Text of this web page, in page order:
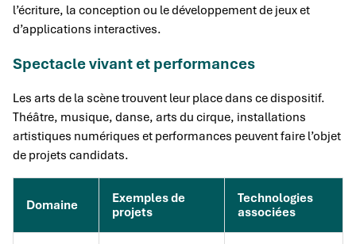
l’écriture, la conception ou le développement de jeux et
d’applications interactives.
Spectacle vivant et performances
Les arts de la scène trouvent leur place dans ce dispositif.
Théâtre, musique, danse, arts du cirque, installations
artistiques numériques et performances peuvent faire l’objet
de projets candidats.
Domaine
Exemples de
projets
Technologies
associées